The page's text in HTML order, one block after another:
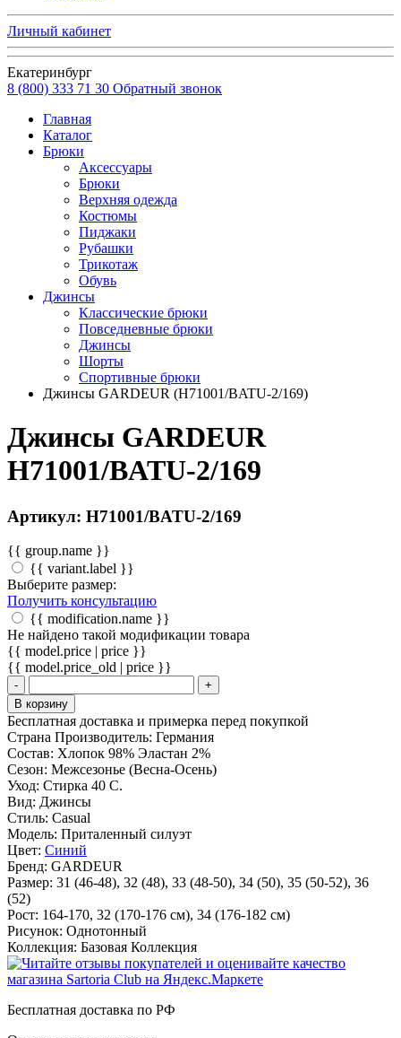
Личный кабинет
Екатеринбург
8 (800) 333 71 30 Обратный звонок
Главная
Каталог
Брюки
Аксессуары
Брюки
Верхняя одежда
Костюмы
Пиджаки
Рубашки
Трикотаж
Обувь
Джинсы
Классические брюки
Повседневные брюки
Джинсы
Шорты
Спортивные брюки
Джинсы GARDEUR (H71001/BATU-2/169)
Джинсы GARDEUR
H71001/BATU-2/169
Артикул: H71001/BATU-2/169
{{ group.name }}
{{ variant.label }}
Выберите размер:
Получить консультацию
{{ modification.name }}
Не найдено такой модификации товара
{{ model.price | price }}
{{ model.price_old | price }}
-
+
В корзину
Бесплатная доставка и примерка перед покупкой
Страна Производитель: Германия
Состав: Хлопок 98% Эластан 2%
Сезон: Межсезонье (Весна-Осень)
Уход: Стирка 40 С.
Вид: Джинсы
Стиль: Casual
Модель: Приталенный силуэт
Цвет: Синий
Бренд: GARDEUR
Размер: 31 (46-48), 32 (48), 33 (48-50), 34 (50), 35 (50-52), 36
(52)
Рост: 164-170, 32 (170-176 cм), 34 (176-182 см)
Рисунок: Однотонный
Коллекция: Базовая Коллекция
Бесплатная доставка по РФ